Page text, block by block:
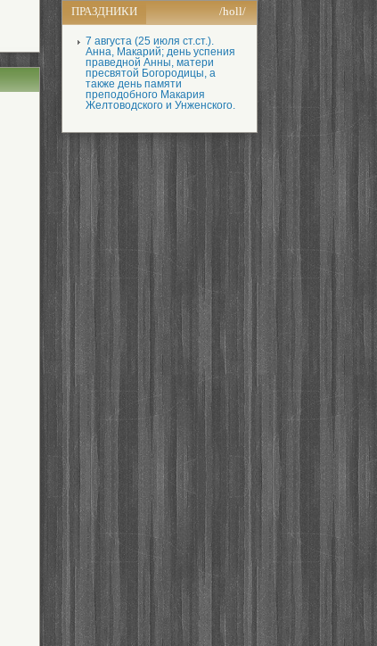
ПРАЗДНИКИ /holl/
7 августа (25 июля ст.ст.).
Анна, Макарий; день успения
праведной Анны, матери
пресвятой Богородицы, а
также день памяти
преподобного Макария
Желтоводского и Унженского.